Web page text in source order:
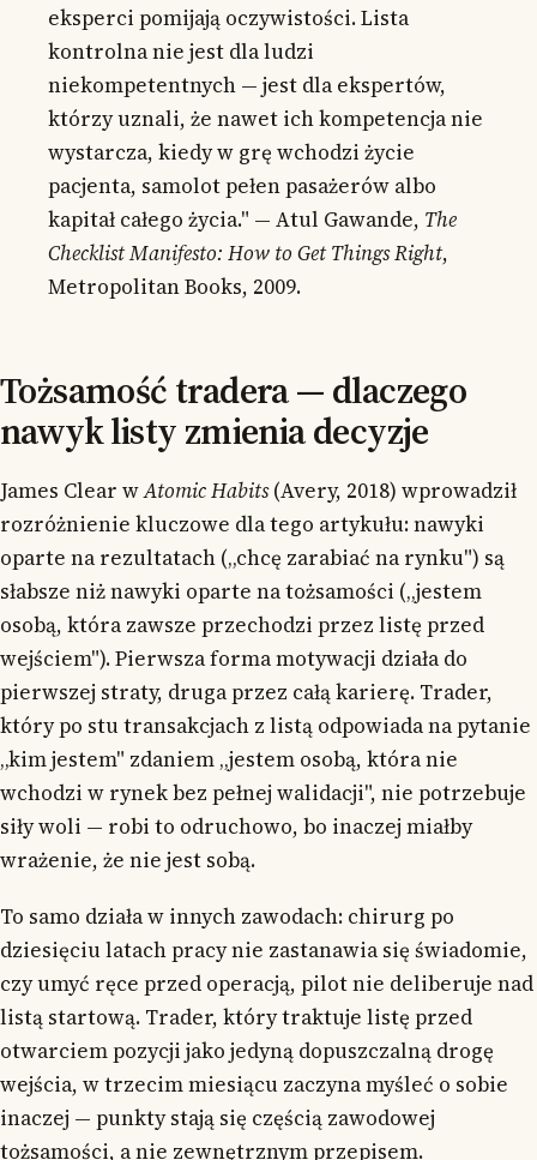
eksperci pomijają oczywistości. Lista
kontrolna nie jest dla ludzi
niekompetentnych — jest dla ekspertów,
którzy uznali, że nawet ich kompetencja nie
wystarcza, kiedy w grę wchodzi życie
pacjenta, samolot pełen pasażerów albo
kapitał całego życia." — Atul Gawande, The
Checklist Manifesto: How to Get Things Right,
Metropolitan Books, 2009.
Tożsamość tradera — dlaczego
nawyk listy zmienia decyzje
James Clear wAtomic Habits(Avery, 2018) wprowadził
rozróżnienie kluczowe dla tego artykułu: nawyki
oparte na rezultatach („chcę zarabiać na rynku") są
słabsze niż nawyki oparte na tożsamości („jestem
osobą, która zawsze przechodzi przez listę przed
wejściem"). Pierwsza forma motywacji działa do
pierwszej straty, druga przez całą karierę. Trader,
który po stu transakcjach z listą odpowiada na pytanie
„kim jestem" zdaniem „jestem osobą, która nie
wchodzi w rynek bez pełnej walidacji", nie potrzebuje
siły woli — robi to odruchowo, bo inaczej miałby
wrażenie, że nie jest sobą.
To samo działa w innych zawodach: chirurg po
dziesięciu latach pracy nie zastanawia się świadomie,
czy umyć ręce przed operacją, pilot nie deliberuje nad
listą startową. Trader, który traktuje listę przed
otwarciem pozycji jako jedyną dopuszczalną drogę
wejścia, w trzecim miesiącu zaczyna myśleć o sobie
inaczej — punkty stają się częścią zawodowej
tożsamości, a nie zewnętrznym przepisem.